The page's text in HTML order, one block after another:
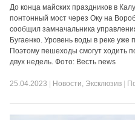
До конца майских праздников в
понтонный мост через Оку на
сообщил замначальника
Бугаенко. Уровень воды в реке
Поэтому пешеходы смогут ходить
двух недель. Фото: Весть news
25.04.2023 Новости, Эксклюзив